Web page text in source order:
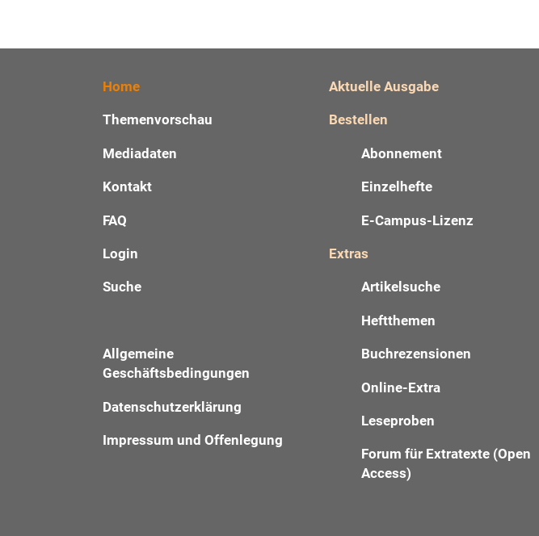
Home
Themenvorschau
Mediadaten
Kontakt
FAQ
Login
Suche
Allgemeine
Geschäftsbedingungen
Datenschutzerklärung
Impressum und Offenlegung
Aktuelle Ausgabe
Bestellen
Abonnement
Einzelhefte
E-Campus-Lizenz
Extras
Artikelsuche
Heftthemen
Buchrezensionen
Online-Extra
Leseproben
Forum für Extratexte (Open
Access)